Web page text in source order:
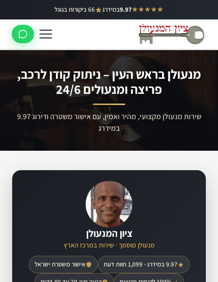
לתוכן
★★★★★
9.97במידרג 66 ביקורות בגוגל באר יעקב
ראשון לציון
לוד
נס ציונה
מנעולן בראש העין – ניתוק קודן לרכב,
פריצה ומנעולים 24/6
שירות מנעולן מקצועי, מהיר ואמין, עם אישור משטרה ודירוג 9.97
במידרג
ציון המנעולן
מנעולן מוסמך · שירות במרכז הארץ
9.97 במידרג · 1,099 חוות דעת אישור משטרת ישראל